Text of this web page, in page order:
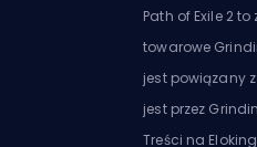
Path of Exile 2
towarowe
jest powiązany
jest przez
Treści na